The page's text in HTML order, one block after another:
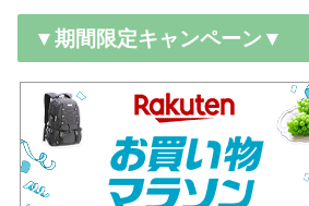
▼期間限定キャンペーン▼